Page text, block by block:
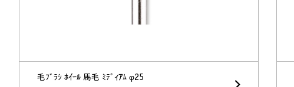
毛ﾌﾞﾗｼ ﾎｲｰﾙ 馬毛 ﾐﾃﾞｨｱﾑ φ25